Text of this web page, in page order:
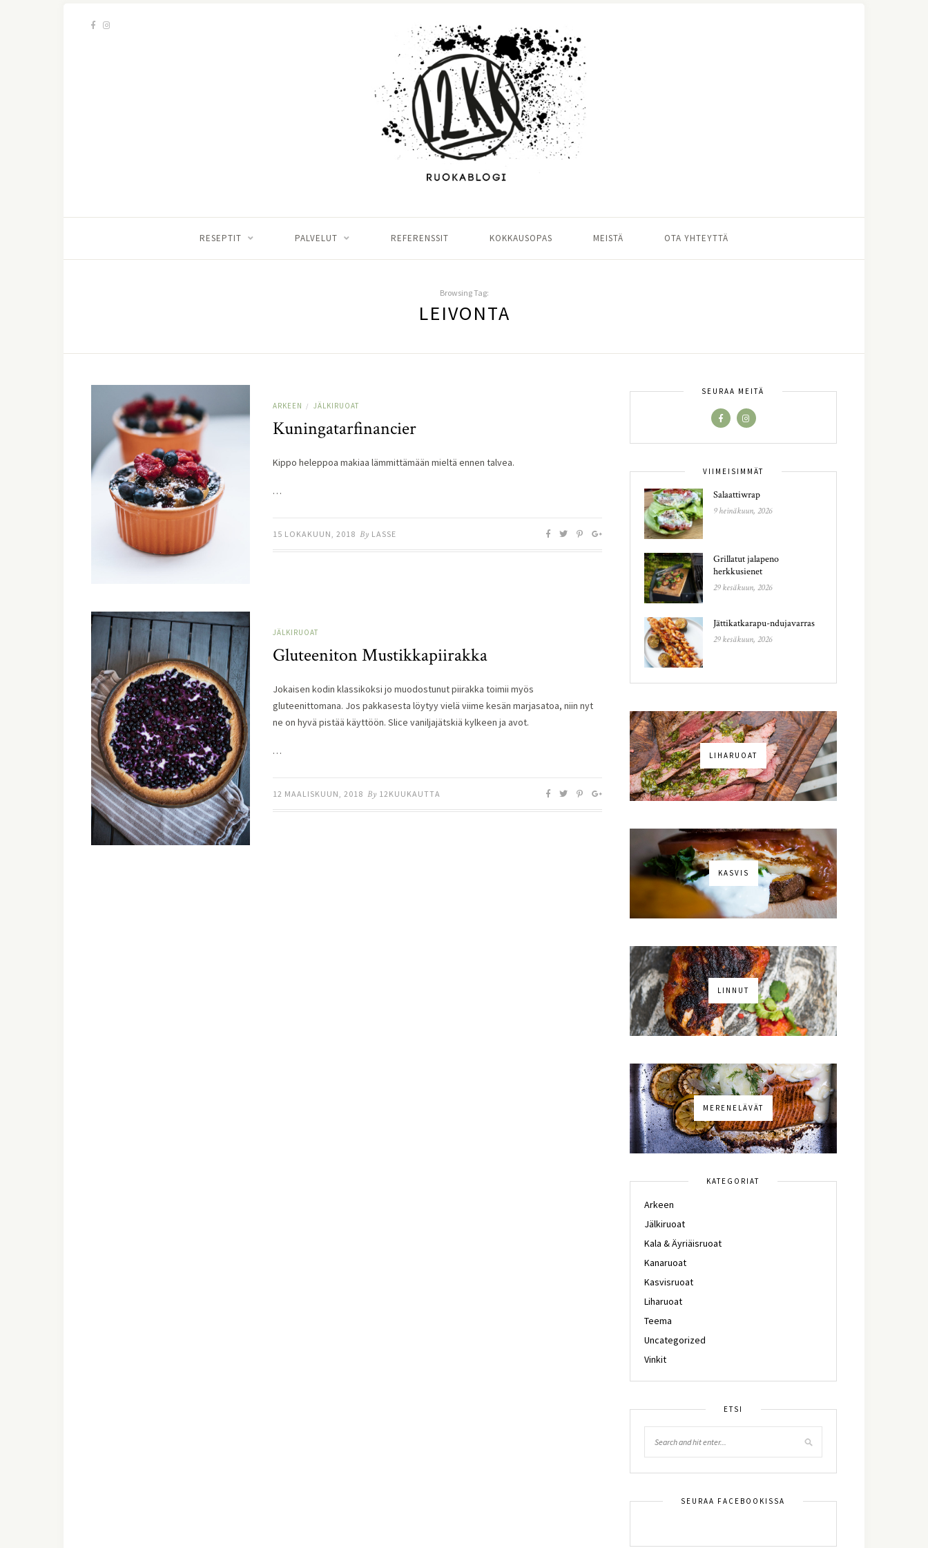
RESEPTIT PALVELUT REFERENSSIT KOKKAUSOPAS MEISTÄ OTA YHTEYTTÄ
Browsing Tag:
LEIVONTA
ARKEEN / JÄLKIRUOAT
Kuningatarfinancier
Kippo heleppoa makiaa lämmittämään mieltä ennen talvea.
…
15 LOKAKUUN, 2018 By LASSE
JÄLKIRUOAT
Gluteeniton Mustikkapiirakka
Jokaisen kodin klassikoksi jo muodostunut piirakka toimii myös
gluteenittomana. Jos pakkasesta löytyy vielä viime kesän marjasatoa, niin nyt
ne on hyvä pistää käyttöön. Slice vaniljajätskiä kylkeen ja avot.
…
12 MAALISKUUN, 2018 By 12KUUKAUTTA
SEURAA MEITÄ
VIIMEISIMMÄT
Salaattiwrap
9 heinäkuun, 2026
Grillatut jalapeno
herkkusienet
29 kesäkuun, 2026
Jättikatkarapu-ndujavarras
29 kesäkuun, 2026
LIHARUOAT
KASVIS
LINNUT
MERENELÄVÄT
KATEGORIAT
Arkeen
Jälkiruoat
Kala & Äyriäisruoat
Kanaruoat
Kasvisruoat
Liharuoat
Teema
Uncategorized
Vinkit
ETSI
SEURAA FACEBOOKISSA